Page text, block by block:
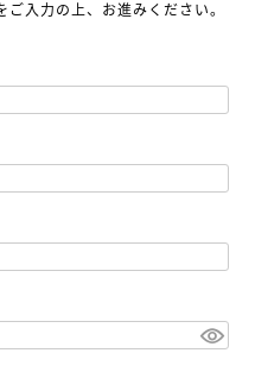
入力の上、お進みください。